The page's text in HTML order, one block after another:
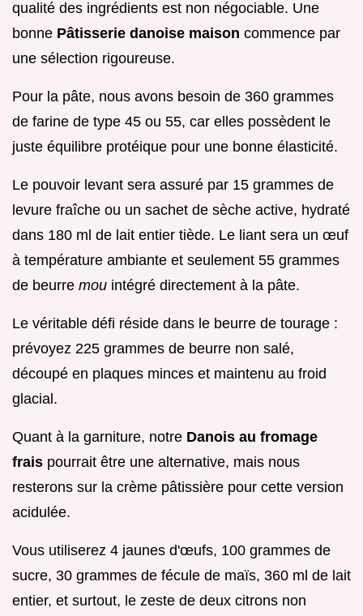
qualité des ingrédients est non négociable. Une
bonne Pâtisserie danoise maison commence par
une sélection rigoureuse.
Pour la pâte, nous avons besoin de 360 grammes
de farine de type 45 ou 55, car elles possèdent le
juste équilibre protéique pour une bonne élasticité.
Le pouvoir levant sera assuré par 15 grammes de
levure fraîche ou un sachet de sèche active, hydraté
dans 180 ml de lait entier tiède. Le liant sera un œuf
à température ambiante et seulement 55 grammes
de beurre mou intégré directement à la pâte.
Le véritable défi réside dans le beurre de tourage :
prévoyez 225 grammes de beurre non salé,
découpé en plaques minces et maintenu au froid
glacial.
Quant à la garniture, notre Danois au fromage
frais pourrait être une alternative, mais nous
resterons sur la crème pâtissière pour cette version
acidulée.
Vous utiliserez 4 jaunes d'œufs, 100 grammes de
sucre, 30 grammes de fécule de maïs, 360 ml de lait
entier, et surtout, le zeste de deux citrons non